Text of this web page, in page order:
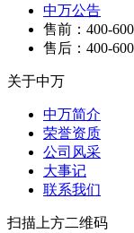
中万公告
售前：400-
售后：400-
关于中万
中万简介
荣誉资质
公司风采
大事记
联系我们
扫描上方二维码